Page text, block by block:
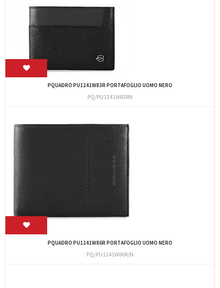
PQUADRO PU1241W83R PORTAFOGLIO UOMO NERO
PQ/PU1241W83RN
PQUADRO PU1241W86R PORTAFOGLIO UOMO NERO
PQ/PU1241W86R/N